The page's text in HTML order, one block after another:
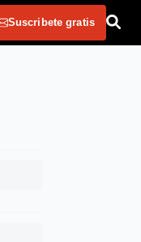
Suscribete gratis